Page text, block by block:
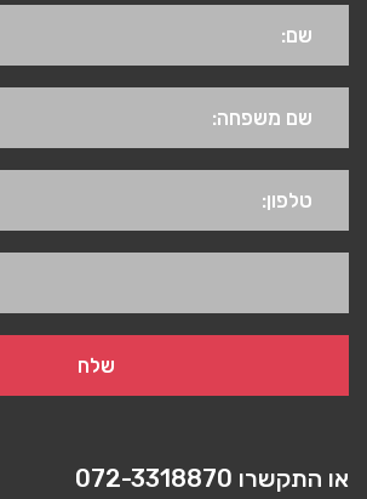
או התקשרו 072-3318870